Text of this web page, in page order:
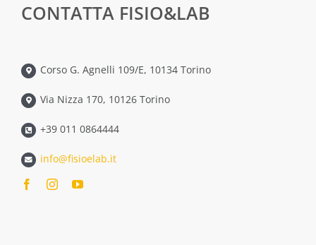
CONTATTA FISIO&LAB
Corso G. Agnelli 109/E, 10134 Torino
Via Nizza 170, 10126 Torino
+39 011 0864444
info@fisioelab.it